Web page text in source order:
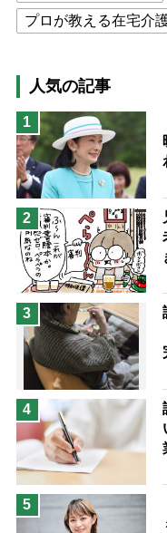
プロが教える在宅介
高木ブー
ケアマネ
猫が母になつきません
息子の遠距離介護サ
兄がボケました
予防法
人気の記事
1
2
3
4
5